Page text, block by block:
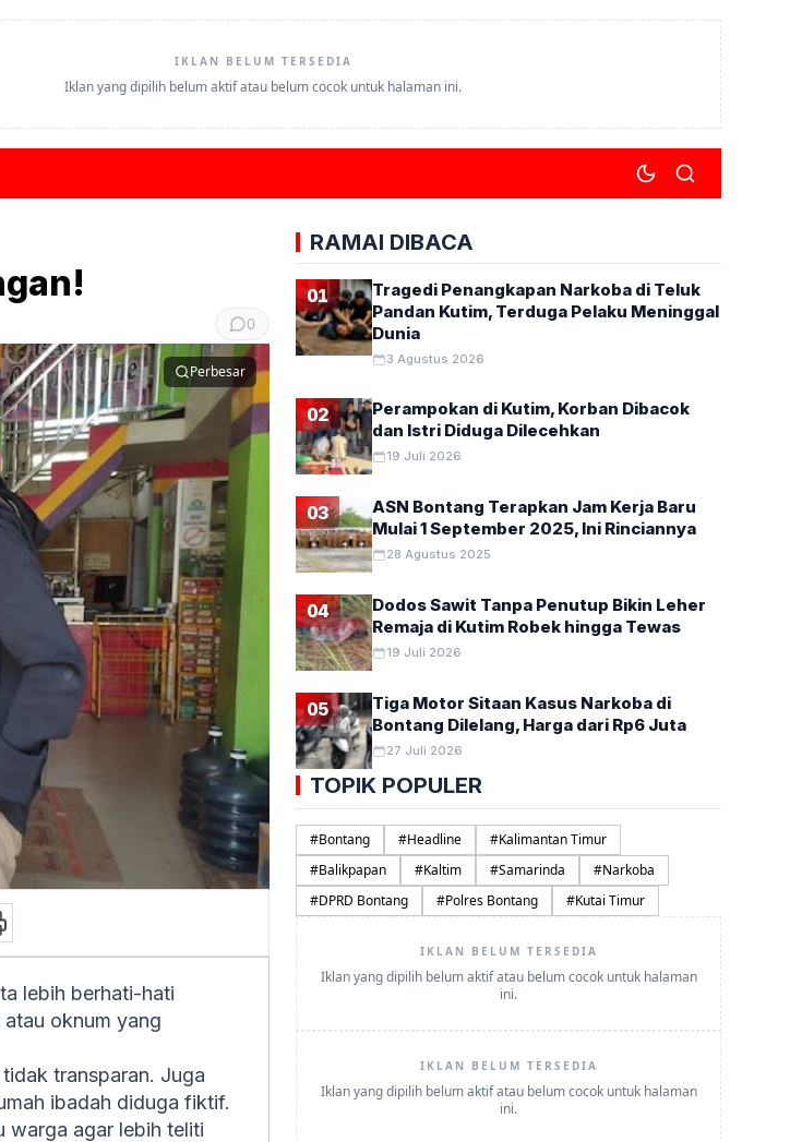
IKLAN BELUM TERSEDIA
Iklan yang dipilih belum aktif atau belum cocok untuk halaman ini.
0
Perbesar
lebih berhati-hati
oknum yang
transparan. Juga
ibadah diduga fiktif.
warga agar lebih teliti
RAMAI DIBACA
01
Tragedi Penangkapan Narkoba di Teluk
Pandan Kutim, Terduga Pelaku Meninggal
Dunia
3 Agustus 2026
02
Perampokan di Kutim, Korban Dibacok
dan Istri Diduga Dilecehkan
19 Juli 2026
03
ASN Bontang Terapkan Jam Kerja Baru
Mulai 1 September 2025, Ini Rinciannya
28 Agustus 2025
04
Dodos Sawit Tanpa Penutup Bikin Leher
Remaja di Kutim Robek hingga Tewas
19 Juli 2026
05
Tiga Motor Sitaan Kasus Narkoba di
Bontang Dilelang, Harga dari Rp6 Juta
27 Juli 2026
TOPIK POPULER
#Bontang #Headline #Kalimantan Timur
#Balikpapan #Kaltim #Samarinda #Narkoba
#DPRD Bontang #Polres Bontang #Kutai Timur
IKLAN BELUM TERSEDIA
Iklan yang dipilih belum aktif atau belum cocok untuk halaman
ini.
IKLAN BELUM TERSEDIA
Iklan yang dipilih belum aktif atau belum cocok untuk halaman
ini.